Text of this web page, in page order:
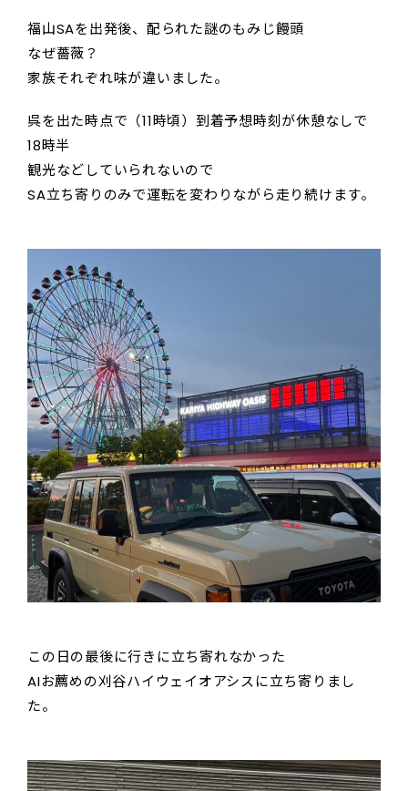
福山SAを出発後、配られた謎のもみじ饅頭
なぜ薔薇？
家族それぞれ味が違いました。
呉を出た時点で（11時頃）到着予想時刻が休憩なしで
18時半
観光などしていられないので
SA立ち寄りのみで運転を変わりながら走り続けます。
この日の最後に行きに立ち寄れなかった
AIお薦めの刈谷ハイウェイオアシスに立ち寄りまし
た。